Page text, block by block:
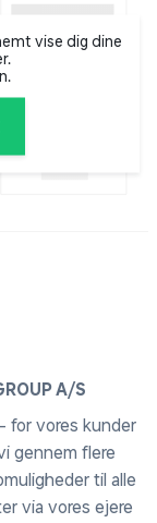
vise dig dine
A/S
for vores kunder
gennem flere
til alle
via vores ejere